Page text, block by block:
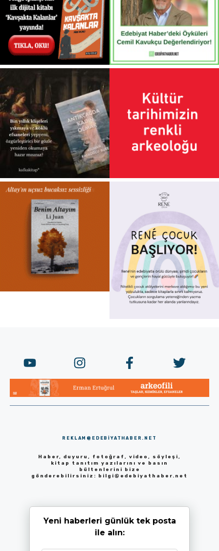
REKLAM@EDEBIYATHABER.NET
Haber, duyuru, fotoğraf, video, söyleşi,
kitap tanıtım yazılarını ve basın
bültenlerini bize
gönderebilirsiniz: bilgi@edebiyathaber.net
Yeni haberleri günlük tek posta
ile alın: